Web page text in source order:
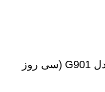
ردیاب آهنربایی شخصی مدل G901 (سی روز